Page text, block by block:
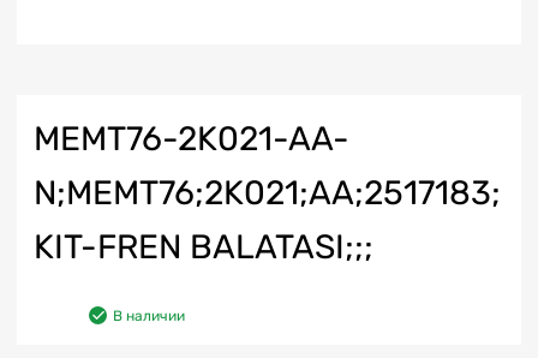
MEMT76-2K021-AA-
N;MEMT76;2K021;AA;2517183;
KIT-FREN BALATASI;;;
В наличии